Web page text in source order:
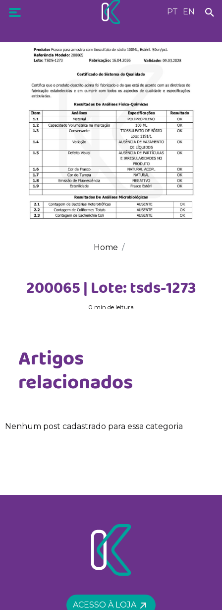
PT EN
Home
200065 | Lote: tsds-1273
0 min de leitura
Artigos
relacionados
Nenhum post cadastrado para essa categoria
ACESSO À LOJA